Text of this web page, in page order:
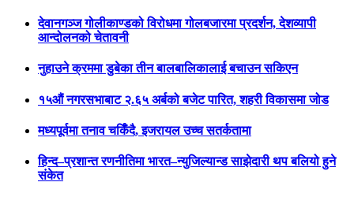
देवानगञ्ज गोलीकाण्डको विरोधमा गोलबजारमा प्रदर्शन, देशव्यापी
आन्दोलनको चेतावनी
नुहाउने क्रममा डुबेका तीन बालबालिकालाई बचाउन सकिएन
१५औं नगरसभाबाट २.६५ अर्बको बजेट पारित, शहरी विकासमा जोड
मध्यपूर्वमा तनाव चर्किँदै, इजरायल उच्च सतर्कतामा
हिन्द–प्रशान्त रणनीतिमा भारत–न्युजिल्यान्ड साझेदारी थप बलियो हुने
संकेत